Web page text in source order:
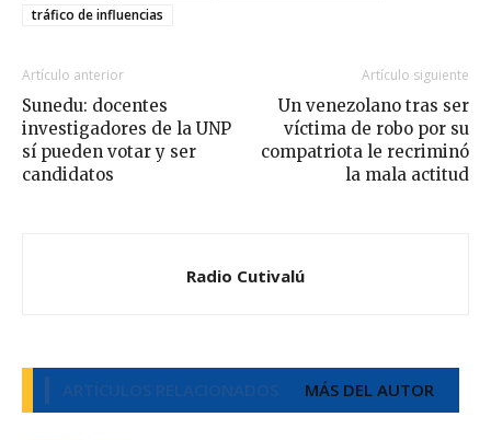
tráfico de influencias
Artículo anterior
Sunedu: docentes
investigadores de la UNP
sí pueden votar y ser
candidatos
Artículo siguiente
Un venezolano tras ser
víctima de robo por su
compatriota le recriminó
la mala actitud
Radio Cutivalú
ARTÍCULOS RELACIONADOS MÁS DEL AUTOR